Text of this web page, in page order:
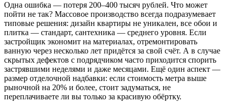
Одна ошибка — потеря 200–400 тысяч рублей. Что может
пойти не так? Массовое производство всегда подразумевает
типовые решения: дизайн квартиры не уникален, все обои и
плитка — стандарт, сантехника — среднего уровня. Если
застройщик экономит на материалах, отремонтировать
ванную через несколько лет придётся за свой счёт. А в случае
скрытых дефектов с подрядчиком часто приходится спорить
застрявшими неделями и даже месяцами. Ещё один аспект —
размер отделочной надбавки: если стоимость метра выше
рыночной на 20% и более, стоит задуматься, не
переплачиваете ли вы только за красивую обёртку.